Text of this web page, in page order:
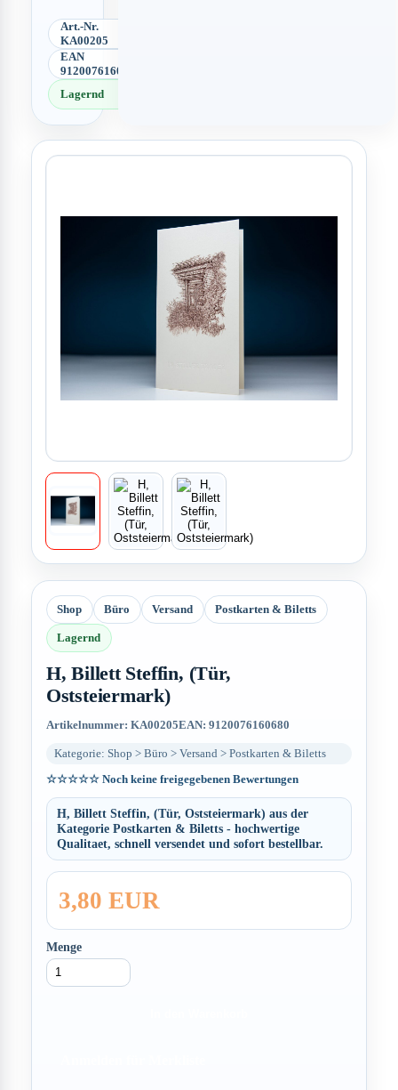
Art.-Nr.
KA00205
EAN
9120076160680
Lagernd
Shop Büro Versand Postkarten & Biletts
Lagernd
H, Billett Steffin, (Tür,
Oststeiermark)
Artikelnummer: KA00205EAN: 9120076160680
Kategorie: Shop > Büro > Versand > Postkarten & Biletts
☆☆☆☆☆Noch keine freigegebenen Bewertungen
H, Billett Steffin, (Tür, Oststeiermark) aus der
Kategorie Postkarten & Biletts - hochwertige
Qualitaet, schnell versendet und sofort bestellbar.
3,80 EUR
Menge